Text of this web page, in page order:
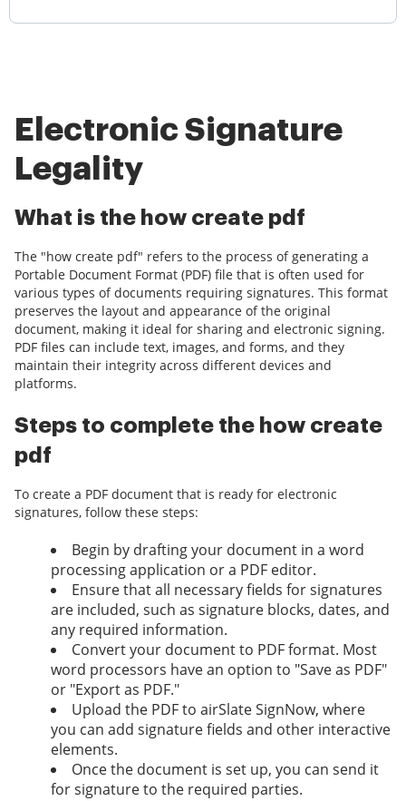
Electronic Signature
Legality
What is the how create pdf
The "how create pdf" refers to the process of generating a
Portable Document Format (PDF) file that is often used for
various types of documents requiring signatures. This format
preserves the layout and appearance of the original
document, making it ideal for sharing and electronic signing.
PDF files can include text, images, and forms, and they
maintain their integrity across different devices and
platforms.
Steps to complete the how create
pdf
To create a PDF document that is ready for electronic
signatures, follow these steps:
Begin by drafting your document in a word
processing application or a PDF editor.
Ensure that all necessary fields for signatures
are included, such as signature blocks, dates, and
any required information.
Convert your document to PDF format. Most
word processors have an option to "Save as PDF"
or "Export as PDF."
Upload the PDF to airSlate SignNow, where
you can add signature fields and other interactive
elements.
Once the document is set up, you can send it
for signature to the required parties.